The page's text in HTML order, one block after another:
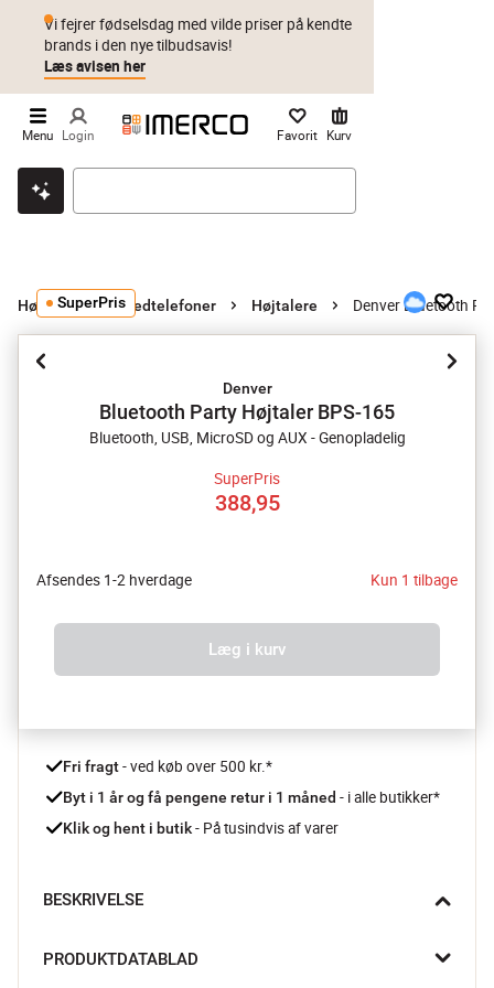
Klik & hent Byt i 1 år Prismatch
Vi fejrer fødselsdag med vilde priser på kendte
brands i den nye tilbudsavis!
Læs avisen her
Menu Login Favorit Kurv
Højtalere og hovedtelefoner Højtalere Denver Bluetooth
SuperPris
Denver
Bluetooth Party Højtaler BPS-165
Bluetooth, USB, MicroSD og AUX - Genopladelig
SuperPris
388,95
Afsendes 1-2 hverdage Kun 1 tilbage
Læg i kurv
Fri fragt - ved køb over 500 kr.*
Byt i 1 år og få pengene retur i 1 måned - i alle butikker*
Klik og hent i butik - På tusindvis af varer
BESKRIVELSE
kraftfuld Bluetooth-højttaler, der forener imponerende lyd,
PRODUKTDATABLAD